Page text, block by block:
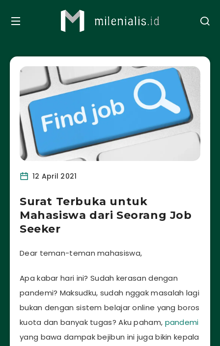
12 April 2021
Surat Terbuka untuk
Mahasiswa dari Seorang Job
Seeker
Dear teman-teman mahasiswa,
Apa kabar hari ini? Sudah kerasan dengan
pandemi? Maksudku, sudah nggak masalah lagi
bukan dengan sistem belajar online yang boros
kuota dan banyak tugas? Aku paham, pandemi
yang bawa dampak bejibun ini juga bikin kepala